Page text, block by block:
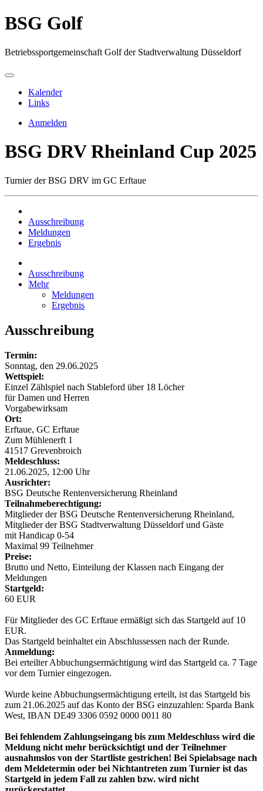
BSG Golf
Betriebssportgemeinschaft Golf der Stadtverwaltung Düsseldorf
Kalender
Links
Anmelden
BSG DRV Rheinland Cup 2025
Turnier der BSG DRV im GC Erftaue
Ausschreibung
Meldungen
Ergebnis
Ausschreibung
Mehr
Meldungen
Ergebnis
Ausschreibung
Termin:
Sonntag, den 29.06.2025
Wettspiel:
Einzel Zählspiel nach Stableford über 18 Löcher
für Damen und Herren
Vorgabewirksam
Ort:
Erftaue, GC Erftaue
Zum Mühlenerft 1
41517 Grevenbroich
Meldeschluss:
21.06.2025, 12:00 Uhr
Ausrichter:
BSG Deutsche Rentenversicherung Rheinland
Teilnahmeberechtigung:
Mitglieder der BSG Deutsche Rentenversicherung Rheinland,
Mitglieder der BSG Stadtverwaltung Düsseldorf und Gäste
mit Handicap 0-54
Maximal 99 Teilnehmer
Preise:
Brutto und Netto, Einteilung der Klassen nach Eingang der
Meldungen
Startgeld:
60 EUR
Für Mitglieder des GC Erftaue ermäßigt sich das Startgeld auf 10
EUR.
Das Startgeld beinhaltet ein Abschlussessen nach der Runde.
Anmeldung:
Bei erteilter Abbuchungsermächtigung wird das Startgeld ca. 7 Tage
vor dem Turnier eingezogen.
Wurde keine Abbuchungsermächtigung erteilt, ist das Startgeld bis
zum 21.06.2025 auf das Konto der BSG einzuzahlen: Sparda Bank
West, IBAN DE49 3306 0592 0000 0011 80
Bei fehlendem Zahlungseingang bis zum Meldeschluss wird die
Meldung nicht mehr berücksichtigt und der Teilnehmer
ausnahmslos von der Startliste gestrichen! Bei Spielabsage nach
dem Meldetermin oder bei Nichtantreten zum Turnier ist das
Startgeld in jedem Fall zu zahlen bzw. wird nicht